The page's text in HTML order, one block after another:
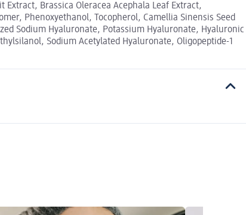
Brassica Oleracea Acephala Leaf Extract,
Phenoxyethanol, Tocopherol, Camellia Sinensis Seed
Sodium Hyaluronate, Potassium Hyaluronate, Hyaluronic
Sodium Acetylated Hyaluronate, Oligopeptide-1